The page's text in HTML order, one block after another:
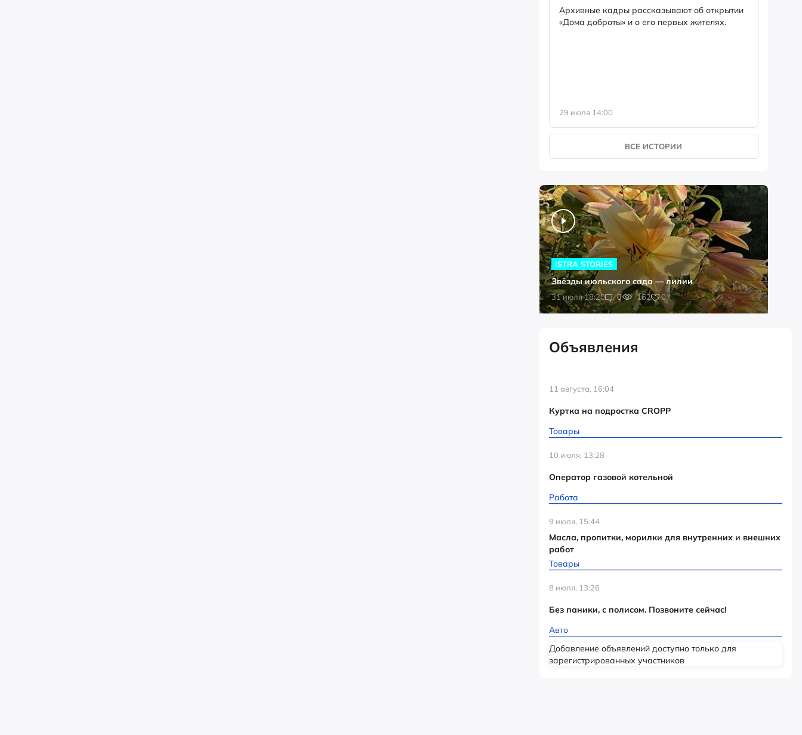
Архивные кадры рассказывают об открытии
«Дома доброты» и о его первых жителях.
29 июля 14:00
ВСЕ ИСТОРИИ
31 июля 18:20 0 162 0
ISTRA STORIES
Звёзды июльского сада — лилии
Объявления
11 августа, 16:04
Куртка на подростка CROPP
Товары
10 июля, 13:28
Оператор газовой котельной
Работа
9 июля, 15:44
Масла, пропитки, морилки для внутренних и внешних
работ
Товары
8 июля, 13:26
Без паники, с полисом. Позвоните сейчас!
Авто
Добавление объявлений доступно только для
зарегистрированных участников